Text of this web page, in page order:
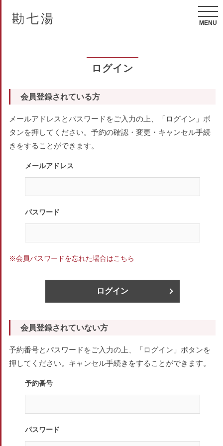
勘七湯 MENU
ログイン
会員登録されている方
メールアドレスとパスワードをご入力の上、「ログイン」ボ
タンを押してください。予約の確認・変更・キャンセル手続
きをすることができます。
メールアドレス
パスワード
※会員パスワードを忘れた場合はこちら
ログイン
会員登録されていない方
予約番号とパスワードをご入力の上、「ログイン」ボタンを
押してください。キャンセル手続きをすることができます。
予約番号
パスワード